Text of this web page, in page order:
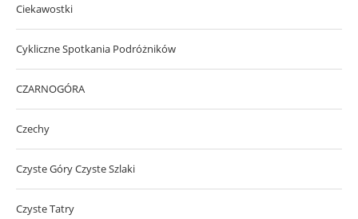
Ciekawostki
Cykliczne Spotkania Podróżników
CZARNOGÓRA
Czechy
Czyste Góry Czyste Szlaki
Czyste Tatry